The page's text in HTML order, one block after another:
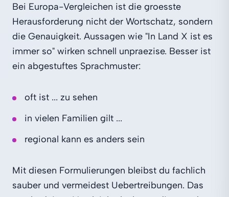
Bei Europa-Vergleichen ist die groesste
Herausforderung nicht der Wortschatz, sondern
die Genauigkeit. Aussagen wie "In Land X ist es
immer so" wirken schnell unpraezise. Besser ist
ein abgestuftes Sprachmuster:
oft ist ... zu sehen
in vielen Familien gilt ...
regional kann es anders sein
Mit diesen Formulierungen bleibst du fachlich
sauber und vermeidest Uebertreibungen. Das